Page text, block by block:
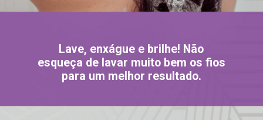
Lave, enxágue e brilhe! Não
esqueça de lavar muito bem os fios
para um melhor resultado.